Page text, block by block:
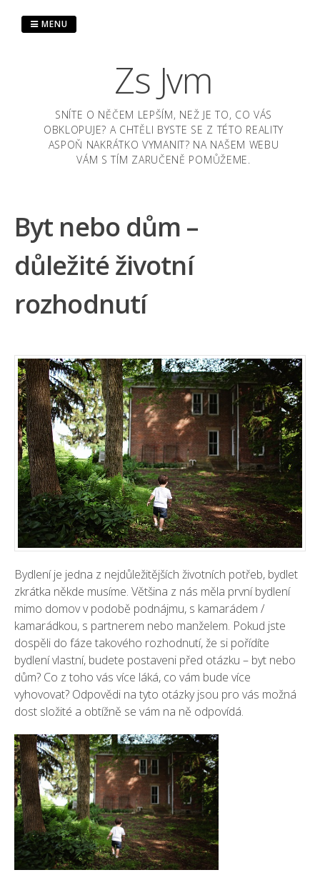
Zs Jvm
SNÍTE O NĚČEM LEPŠÍM, NEŽ JE TO, CO VÁS
OBKLOPUJE? A CHTĚLI BYSTE SE Z TÉTO REALITY
ASPOŇ NAKRÁTKO VYMANIT? NA NAŠEM WEBU
VÁM S TÍM ZARUČENĚ POMŮŽEME.
MENU
Byt nebo dům –
důležité životní
rozhodnutí
Bydlení je jedna z nejdůležitějších životních potřeb, bydlet
zkrátka někde musíme. Většina z nás měla první bydlení
mimo domov v podobě podnájmu, s kamarádem /
kamarádkou, s partnerem nebo manželem. Pokud jste
dospěli do fáze takového rozhodnutí, že si pořídíte
bydlení vlastní, budete postaveni před otázku – byt nebo
dům? Co z toho vás více láká, co vám bude více
vyhovovat? Odpovědi na tyto otázky jsou pro vás možná
dost složité a obtížně se vám na ně odpovídá.